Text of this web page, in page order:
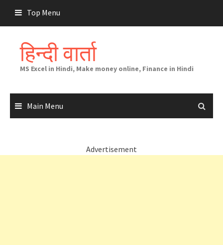
content
Top Menu
हिन्दी वार्ता
MS Excel in Hindi, Make money online, Finance in Hindi
Main Menu
Advertisement